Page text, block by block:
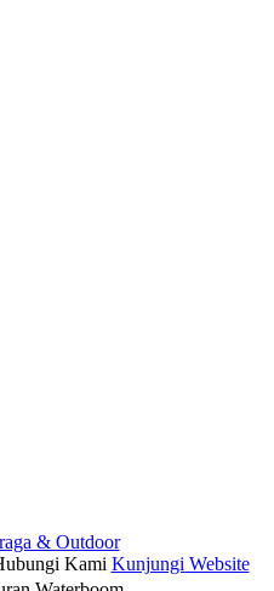
& Outdoor
Kami Kunjungi Website